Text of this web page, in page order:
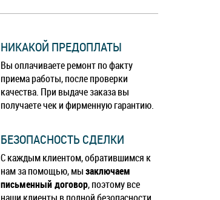
НИКАКОЙ ПРЕДОПЛАТЫ
Вы оплачиваете ремонт по факту
приема работы, после проверки
качества. При выдаче заказа вы
получаете чек и фирменную гарантию.
БЕЗОПАСНОСТЬ СДЕЛКИ
С каждым клиентом, обратившимся к
нам за помощью, мызаключаем
письменный договор, поэтому все